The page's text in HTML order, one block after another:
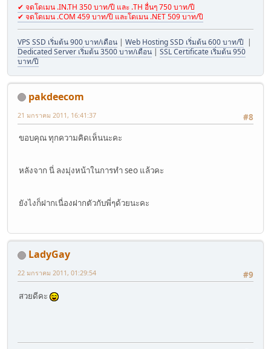
✔ จดโดเมน .IN.TH 350 บาท/ปี และ .TH อื่นๆ 750 บาท/ปี
✔ จดโดเมน .COM 459 บาท/ปี และโดเมน .NET 509 บาท/ปี
VPS SSD เริ่มต้น 900 บาท/เดือน | Web Hosting SSD เริ่มต้น 600 บาท/ปี |
Dedicated Server เริ่มต้น 3500 บาท/เดือน | SSL Certificate เริ่มต้น 950
บาท/ปี
pakdeecom
#8
21 มกราคม 2011, 16:41:37
ขอบคุณ ทุกความคิดเห็นนะคะ
หลังจาก นี่ ลงมุ่งหน้าในการทำ seo แล้วคะ
ยังไงก็ฝากเนื่องฝากตัวกับพี่ๆด้วยนะคะ
LadyGay
#9
22 มกราคม 2011, 01:29:54
สวยดีคะ